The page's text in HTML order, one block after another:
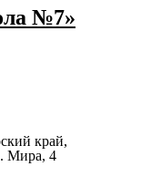
№7»
край,
Мира, 4